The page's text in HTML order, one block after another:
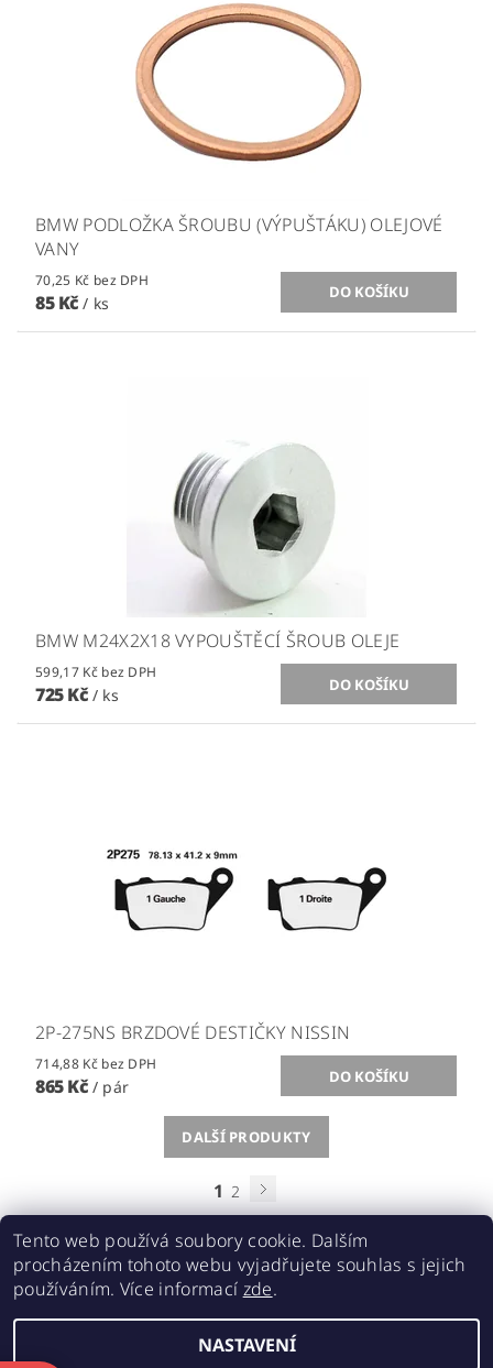
BMW PODLOŽKA ŠROUBU (VÝPUŠTÁKU) OLEJOVÉ
VANY
70,25 Kč bez DPH
85 Kč/ ks
BMW M24X2X18 VYPOUŠTĚCÍ ŠROUB OLEJE
599,17 Kč bez DPH
725 Kč / ks
2P-275NS BRZDOVÉ DESTIČKY NISSIN
714,88 Kč bez DPH
865 Kč / pár
DALŠÍ PRODUKTY
1 2
Acebikes bezpečná přeprava, parkování motocyklů a skútrů
Tento web používá soubory cookie. Dalším
procházením tohoto webu vyjadřujete souhlas s jejich
používáním. Více informací zde.
NASTAVENÍ